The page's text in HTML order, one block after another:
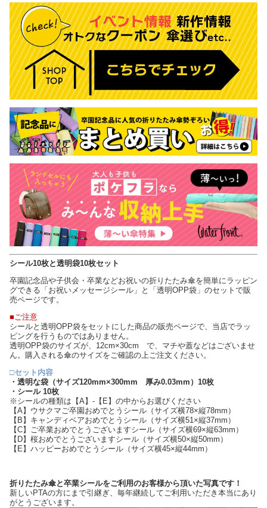
シール10枚と透明袋10枚セット
卒園記念品や子供会・卒業などお祝いの折りたたみ傘を簡単にラッピン
グできる「お祝いメッセージシール」と「透明OPP袋」のセットで販
売ページです。
■ご注意
シールと透明OPP袋をセットにした商品の販売ページで、当店でラッ
ピングを行うものではありません。
透明OPP袋のサイズが、12cm×30cm で、マチや蓋などはございませ
ん。購入される傘のサイズをご確認の上ご注文ください。
□セット内容
・透明な袋（サイズ120mm×300mm 厚み0.03mm）10枚
・シール 10枚
※シールの種類は【A】-【E】の中からお選びください
【A】ウサクマご卒園おめでとうシール（サイズ横78×縦78mm）
【B】キャンディベアおめでとうシール（サイズ横51×縦37mm）
【C】ご卒業おめでとうございますシール（サイズ横69×縦63mm）
【D】桜おめでとうございますシール（サイズ横50×縦50mm）
【E】ハッピーおめでとうシール（サイズ横45×縦44mm）
折りたたみ傘と卒業シールをご利用のお客様から頂いた写真です！
新しいPTAの方にまで引継ぎ、毎年継続してご利用いただき本当にあり
がとうございます。